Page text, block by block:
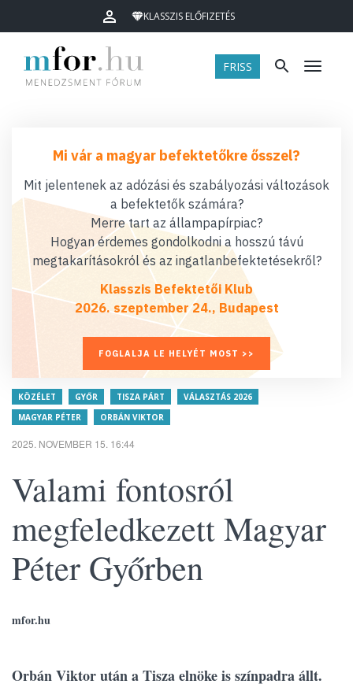
KLASSZIS ELŐFIZETÉS
FRISS Menü
Mi vár a magyar befektetőkre ősszel?
Mit jelentenek az adózási és szabályozási változások
a befektetők számára?
Merre tart az állampapírpiac?
Hogyan érdemes gondolkodni a hosszú távú
megtakarításokról és az ingatlanbefektetésekről?
Klasszis Befektetői Klub
2026. szeptember 24., Budapest
FOGLALJA LE HELYÉT MOST >>
KÖZÉLET GYŐR TISZA PÁRT
VÁLASZTÁS 2026
MAGYAR PÉTER
ORBÁN VIKTOR
2025. NOVEMBER 15. 16:44
Valami fontosról
megfeledkezett Magyar
Péter Győrben
mfor.hu
Orbán Viktor után a Tisza elnöke is színpadra állt.